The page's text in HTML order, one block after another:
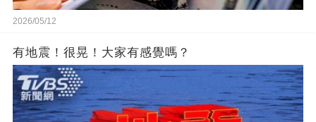
2026/05/12
有地震！很晃！大家有感覺嗎？